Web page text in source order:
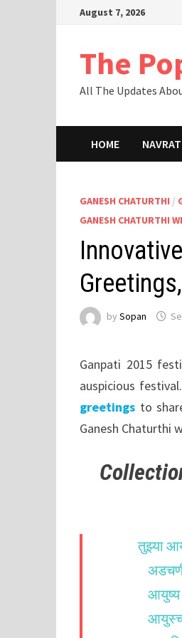
August 7, 2026
The
All The Updates
HOME
GANESH CHATURTHI /
GANESH CHATURTHI
bySopan
Ganpati 2015
auspicious
greetings to
Ganesh Chaturthi
तुझ्या
अडचणी
आयुष्य